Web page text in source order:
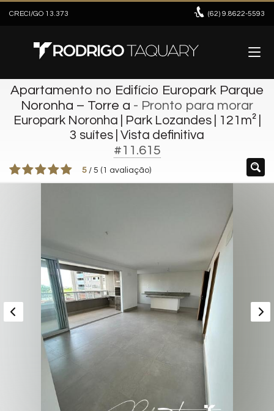
CRECI/GO 13.373 (62) 9.8622-5593
Apartamento no Edifício Europark Parque
Noronha – Torre a - Pronto para morar
Europark Noronha | Park Lozandes | 121m² |
3 suítes | Vista definitiva
#11.615
5 / 5 ( 1 avaliação)